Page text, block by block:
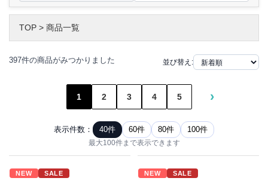
TOP > 商品一覧
397件の商品がみつかりました 並び替え:
1 2 3 4 5 ›
表示件数： 40件 60件 80件 100件
最大100件まで表示できます
NEW SALE NEW SALE